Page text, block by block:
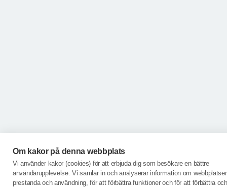
Om kakor på denna webbplats
Vi använder kakor (cookies) för att erbjuda dig som besökare en bättre
användarupplevelse. Vi samlar in och analyserar information om
prestanda och användning, för att förbättra funktioner och för att förbättra